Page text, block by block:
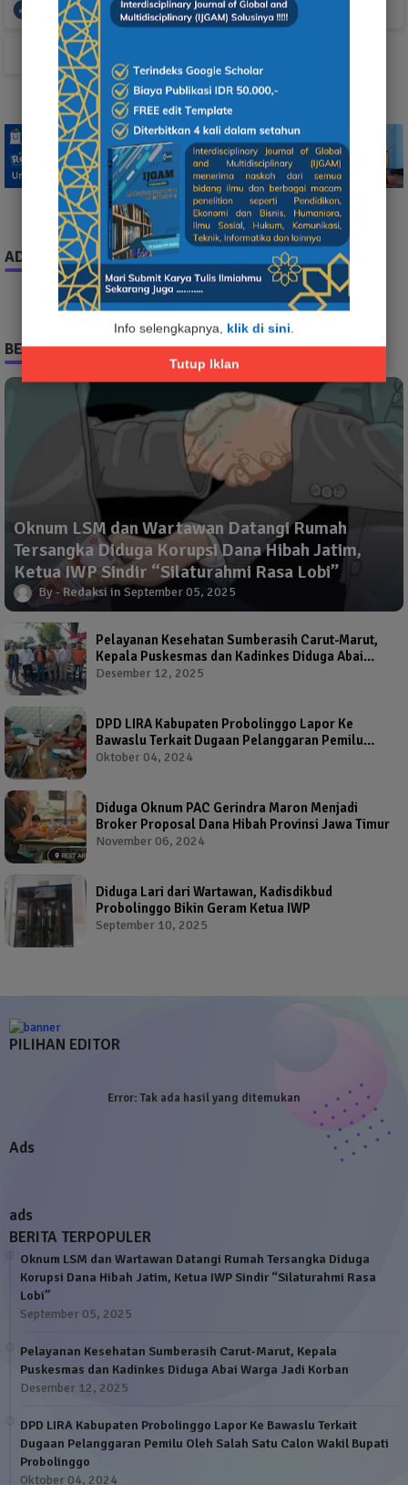
Info selengkapnya, klik di sini
Tutup Iklan
Facebook Whatsapp
TikTok
ADS
BERITA TERPOPULER
Oknum LSM dan Wartawan Datangi Rumah
Tersangka Diduga Korupsi Dana Hibah Jatim,
Ketua IWP Sindir “Silaturahmi Rasa Lobi”
Redaksi September 05, 2025
Pelayanan Kesehatan Sumberasih Carut-Marut,
Kepala Puskesmas dan Kadinkes Diduga Abai
Warga Jadi Korban
Desember 12, 2025
DPD LIRA Kabupaten Probolinggo Lapor Ke
Bawaslu Terkait Dugaan Pelanggaran Pemilu
Oleh Salah Satu Calon Wakil Bupati Probolinggo
Oktober 04, 2024
Diduga Oknum PAC Gerindra Maron Menjadi
Broker Proposal Dana Hibah Provinsi Jawa Timur
November 06, 2024
Diduga Lari dari Wartawan, Kadisdikbud
Probolinggo Bikin Geram Ketua IWP
September 10, 2025
PILIHAN EDITOR
Error:Tak ada hasil yang ditemukan
Ads
ads
BERITA TERPOPULER
Oknum LSM dan Wartawan Datangi Rumah Tersangka Diduga
Korupsi Dana Hibah Jatim, Ketua IWP Sindir “Silaturahmi Rasa
Lobi”
September 05, 2025
Pelayanan Kesehatan Sumberasih Carut-Marut, Kepala
Puskesmas dan Kadinkes Diduga Abai Warga Jadi Korban
Desember 12, 2025
DPD LIRA Kabupaten Probolinggo Lapor Ke Bawaslu Terkait
Dugaan Pelanggaran Pemilu Oleh Salah Satu Calon Wakil Bupati
Probolinggo
Oktober 04, 2024